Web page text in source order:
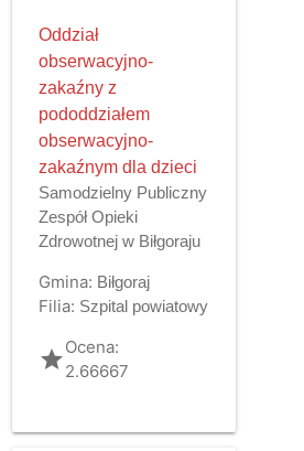
Oddział
obserwacyjno-
zakaźny z
pododdziałem
obserwacyjno-
zakaźnym dla dzieci
Samodzielny Publiczny
Zespół Opieki
Zdrowotnej w Biłgoraju
Gmina: Biłgoraj
Filia: Szpital powiatowy
gradeOcena:
2.66667